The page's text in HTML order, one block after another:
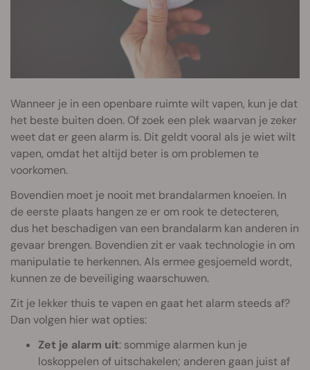
Wanneer je in een openbare ruimte wilt vapen, kun je dat
het beste buiten doen. Of zoek een plek waarvan je zeker
weet dat er geen alarm is. Dit geldt vooral als je wiet wilt
vapen, omdat het altijd beter is om problemen te
voorkomen.
Bovendien moet je nooit met brandalarmen knoeien. In
de eerste plaats hangen ze er om rook te detecteren,
dus het beschadigen van een brandalarm kan anderen in
gevaar brengen. Bovendien zit er vaak technologie in om
manipulatie te herkennen. Als ermee gesjoemeld wordt,
kunnen ze de beveiliging waarschuwen.
Zit je lekker thuis te vapen en gaat het alarm steeds af?
Dan volgen hier wat opties:
Zet je alarm uit: sommige alarmen kun je
loskoppelen of uitschakelen; anderen gaan juist af